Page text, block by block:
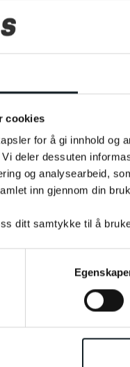
cookies
for å gi innhold og
deler dessuten
og analysearbeid,
inn gjennom din
ditt samtykke til å